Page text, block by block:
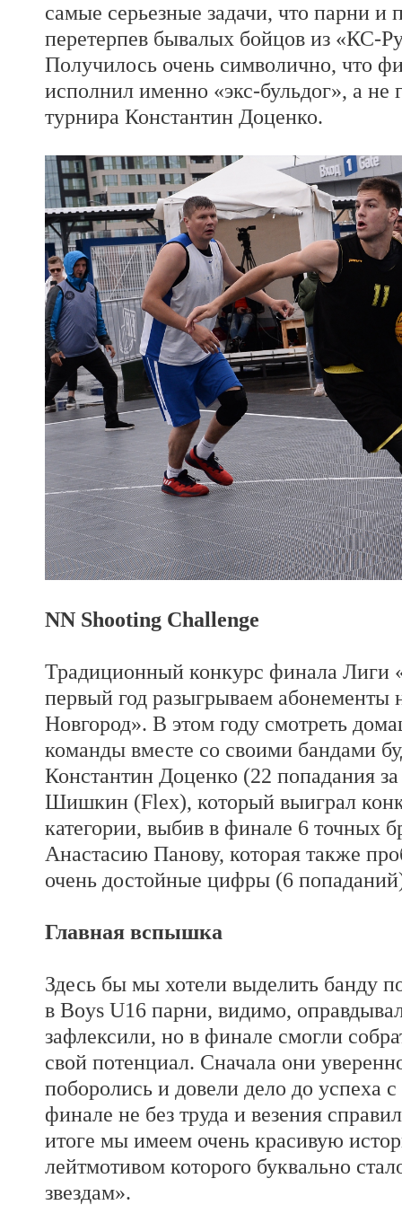
самые серьезные задачи, что парни и
перетерпев бывалых бойцов из «КС-
Получилось очень символично, что
исполнил именно «экс-бульдог», а
турнира Константин Доценко.
NN Shooting Challenge
Традиционный конкурс финала Лиги
первый год разыгрываем
Новгород». В этом году смотреть
команды вместе со своими бандами
Константин Доценко (22 попадания
Шишкин (Flex), который выиграл
категории, выбив в финале 6 точных
Анастасию Панову, которая также
очень достойные цифры (6
Главная вспышка
Здесь бы мы хотели выделить банду
в Boys U16 парни, видимо,
зафлексили, но в финале смогли
свой потенциал. Сначала они
поборолись и довели дело до успеха
финале не без труда и везения
итоге мы имеем очень красивую
лейтмотивом которого буквально
звездам».